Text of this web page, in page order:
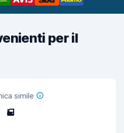
per il
simile
5